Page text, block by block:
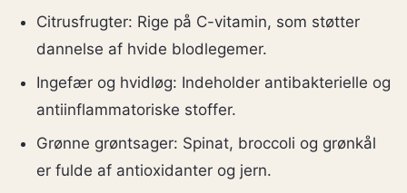
Citrusfrugter: Rige på C-vitamin, som støtter
dannelse af hvide blodlegemer.
Ingefær og hvidløg: Indeholder antibakterielle og
antiinflammatoriske stoffer.
Grønne grøntsager: Spinat, broccoli og grønkål
er fulde af antioxidanter og jern.